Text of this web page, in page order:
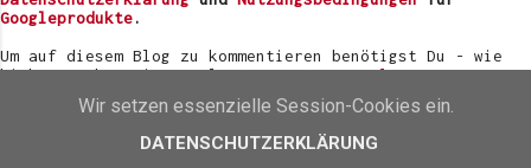
ö
f
e
Googleprodukte.
Um auf diesem Blog zu kommentieren benötigst Du - wie
bisher auch - ein Google Konto.Konto anlegen
Du kannst die Kommentare zu diesem Beitrag durch Setzen
des Häkchens abonnieren. Google informiert Dich dann mit
eine Nachricht an die in Deinem Googleprofil hinterlegte
Wir setzen essenzielle Session-Cookies ein.
DATENSCHUTZERKLÄRUNG